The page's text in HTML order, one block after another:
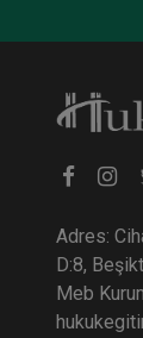
Adres:
D:8,
Meb